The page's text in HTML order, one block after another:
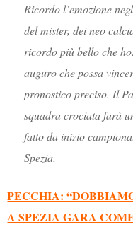
Ricordo l’emozione
del mister, dei neo
ricordo più bello che
auguro che possa
pronostico preciso. Il
squadra crociata farà
fatto da inizio
Spezia.
PECCHIA:
A SPEZIA GARA